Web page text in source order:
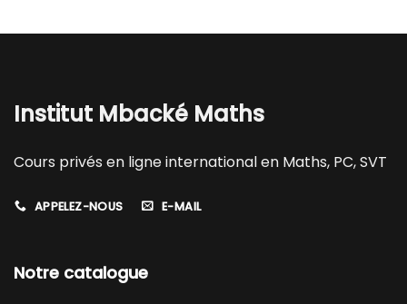
Institut Mbacké Maths
Cours privés en ligne international en Maths, PC, SVT
APPELEZ-NOUS E-MAIL
Notre catalogue